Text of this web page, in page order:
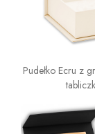
Pudełko Ecru z